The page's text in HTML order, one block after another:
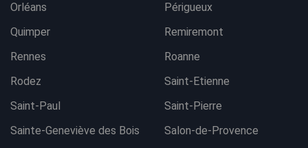
Orléans
Périgueux
Quimper
Remiremont
Rennes
Roanne
Rodez
Saint-Etienne
Saint-Paul
Saint-Pierre
Sainte-Geneviève des Bois
Salon-de-Provence